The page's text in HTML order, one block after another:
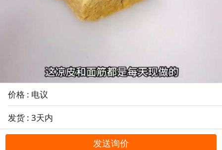
价格 : 电议
发货 : 3天内
发送询价